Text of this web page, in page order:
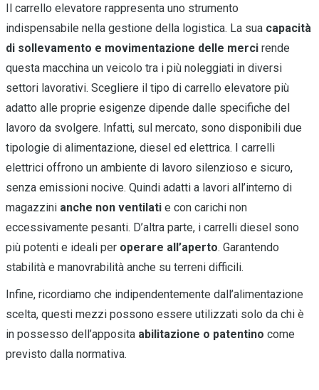
Il carrello elevatore rappresenta uno strumento
indispensabile nella gestione della logistica. La sua capacità
di sollevamento e movimentazione delle merci rende
questa macchina un veicolo tra i più noleggiati in diversi
settori lavorativi. Scegliere il tipo di carrello elevatore più
adatto alle proprie esigenze dipende dalle specifiche del
lavoro da svolgere. Infatti, sul mercato, sono disponibili due
tipologie di alimentazione, diesel ed elettrica. I carrelli
elettrici offrono un ambiente di lavoro silenzioso e sicuro,
senza emissioni nocive. Quindi adatti a lavori all’interno di
magazzini anche non ventilati e con carichi non
eccessivamente pesanti. D’altra parte, i carrelli diesel sono
più potenti e ideali per operare all’aperto. Garantendo
stabilità e manovrabilità anche su terreni difficili.
Infine, ricordiamo che indipendentemente dall’alimentazione
scelta, questi mezzi possono essere utilizzati solo da chi è
in possesso dell’apposita abilitazione o patentino come
previsto dalla normativa.